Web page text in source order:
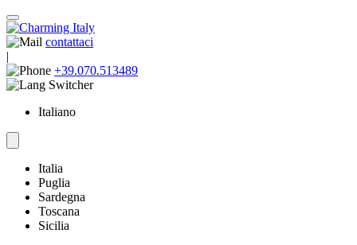
contattaci
|
+39.070.513489
Italiano
Italia
Puglia
Sardegna
Toscana
Sicilia